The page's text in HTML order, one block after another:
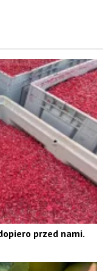
przed nami.